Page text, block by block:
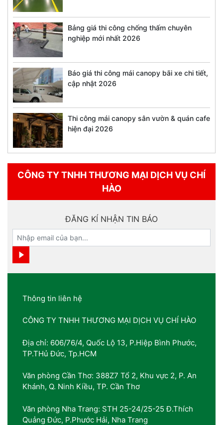
Bảng giá thi công chống thấm chuyên
nghiệp mới nhất 2026
Báo giá thi công mái canopy bãi xe chi tiết,
cập nhật 2026
Thi công mái canopy sân vườn & quán cafe
hiện đại 2026
CÔNG TY TNHH THƯƠNG MẠI DỊCH VỤ CHÍ
HÀO
ĐĂNG KÍ NHẬN TIN BÁO
Thông tin liên hệ
CÔNG TY TNHH THƯƠNG MẠI DỊCH VỤ CHÍ HÀO
Địa chỉ: 606/76/4, Quốc Lộ 13, P.Hiệp Bình Phước,
TP.THủ Đức, Tp.HCM
Văn phòng Cần Thơ: 388Z7 Tổ 2, Khu vực 2, P. An
Khánh, Q. Ninh Kiều, TP. Cần Thơ
Văn phòng Nha Trang: STH 25-24/25-25 Đ.Thích
Quảng Đức, P.Phước Hải, Nha Trang